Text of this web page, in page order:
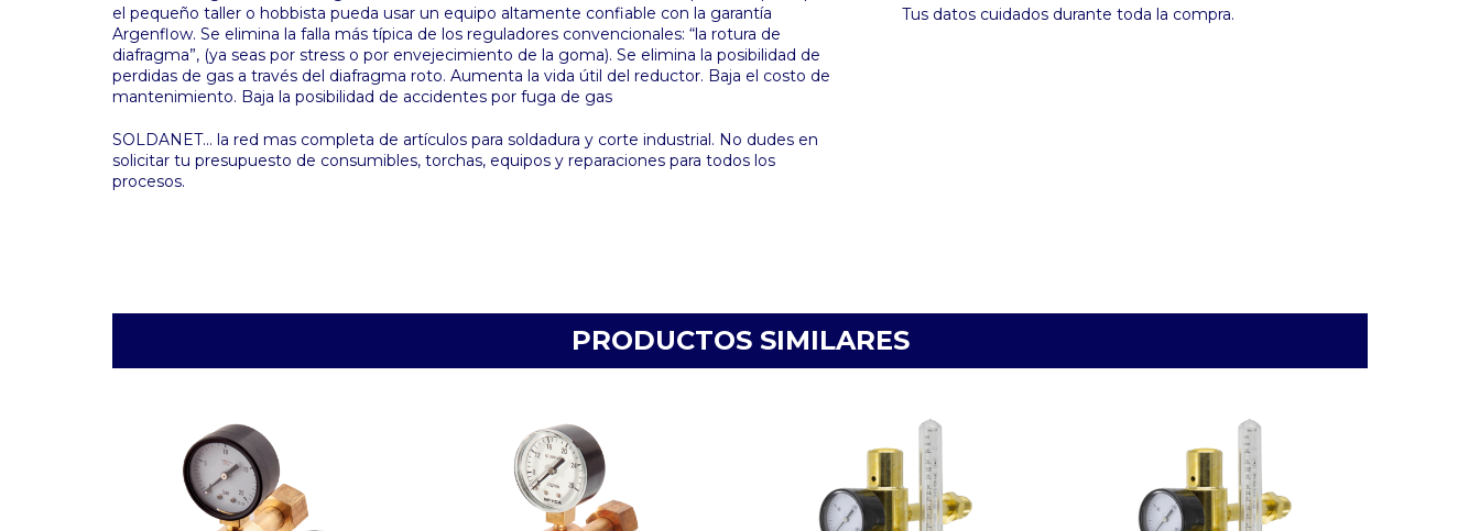
el pequeño taller o hobbista pueda usar un equipo altamente confiable con la garantía
Argenflow. Se elimina la falla más típica de los reguladores convencionales: “la rotura de
diafragma”, (ya seas por stress o por envejecimiento de la goma). Se elimina la posibilidad de
perdidas de gas a través del diafragma roto. Aumenta la vida útil del reductor. Baja el costo de
mantenimiento. Baja la posibilidad de accidentes por fuga de gas
SOLDANET... la red mas completa de artículos para soldadura y corte industrial. No dudes en
solicitar tu presupuesto de consumibles, torchas, equipos y reparaciones para todos los
procesos.
Tus datos cuidados durante toda la compra.
PRODUCTOS SIMILARES